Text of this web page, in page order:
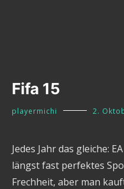
Fifa 15
playermichi 2.
Jedes Jahr das gleiche:
längst fast perfektes
Frechheit, aber man